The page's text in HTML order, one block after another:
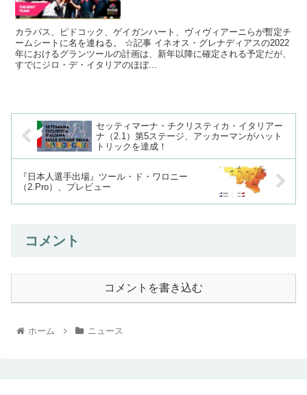
カラパス、ピドコック、ゲイガンハート、ヴィヴィアーニらが暫定チ
ームシートに名を連ねる。 ☆記事 イネオス・グレナディアスの2022
年におけるグランツールの計画は、新年以降に確定される予定だが、
すでにジロ・デ・イタリアのほぼ...
セッティマーナ・チクリスティカ・イタリアー
ナ（2.1）第5ステージ、アッカーマンがハット
トリックを達成！
『日本人選手出場』ツール・ド・ワロニー
（2.Pro）、プレビュー
コメント
コメントを書き込む
ホーム ニュース